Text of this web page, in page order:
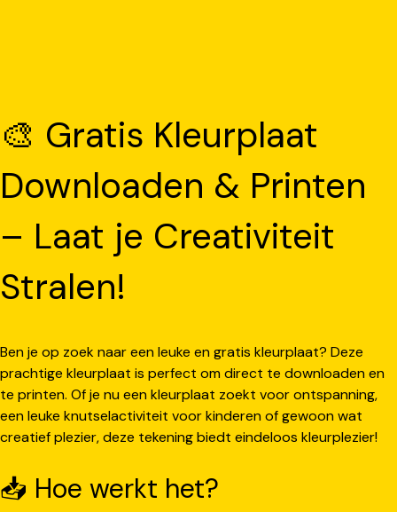
🎨 Gratis Kleurplaat
Downloaden & Printen
– Laat je Creativiteit
Stralen!
Ben je op zoek naar een leuke en gratis kleurplaat? Deze
prachtige kleurplaat is perfect om direct te downloaden en
te printen. Of je nu een kleurplaat zoekt voor ontspanning,
een leuke knutselactiviteit voor kinderen of gewoon wat
creatief plezier, deze tekening biedt eindeloos kleurplezier!
📥 Hoe werkt het?